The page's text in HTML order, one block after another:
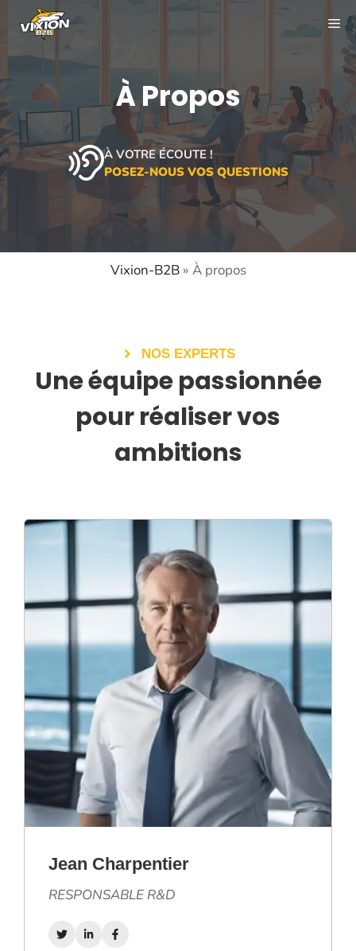
À Propos
À VOTRE ÉCOUTE !
POSEZ-NOUS VOS QUESTIONS
Vixion-B2B» À propos
NOS EXPERTS
Une équipe passionnée
pour réaliser vos
ambitions
Jean Charpentier
RESPONSABLE R&D